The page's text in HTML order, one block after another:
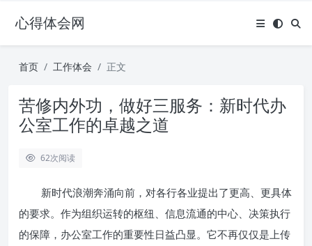
心得体会网
首页 工作体会 正文
苦修内外功，做好三服务：新时代办
公室工作的卓越之道
62次阅读
新时代浪潮奔涌向前，对各行各业提出了更高、更具体
的要求。作为组织运转的枢纽、信息流通的中心、决策执行
的保障，办公室工作的重要性日益凸显。它不再仅仅是上传